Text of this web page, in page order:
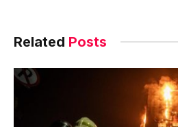
Related Posts